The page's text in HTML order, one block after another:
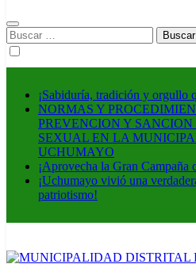
Buscar:
¡Sabiduría, tradición y orgullo
NORMAS Y
PREVENCION Y
SEXUAL EN LA
UCHUMAYO
¡Aprovecha la Gran Campaña
¡Uchumayo vivió una
patriotismo!